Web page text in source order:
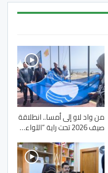
من واد لاو إلى أمسا.. انطلاقة
صيف 2026 تحت راية “اللواء…